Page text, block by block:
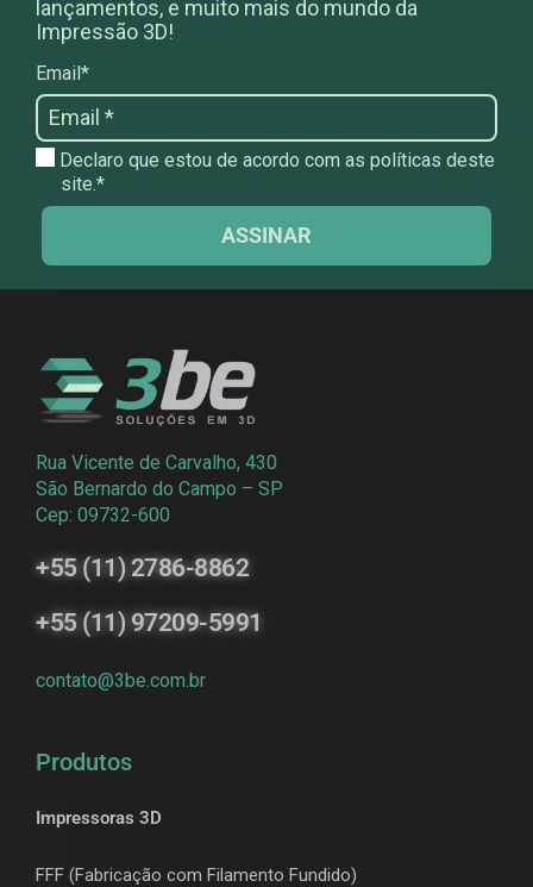
lançamentos, e muito mais do mundo da
Impressão 3D!
Email*
Declaro que estou de acordo com as políticas deste
site.*
ASSINAR
Rua Vicente de Carvalho, 430
São Bernardo do Campo – SP
Cep: 09732-600
+55 (11) 2786-8862
+55 (11) 97209-5991
contato@3be.com.br
Produtos
Impressoras 3D
FFF (Fabricação com Filamento Fundido)